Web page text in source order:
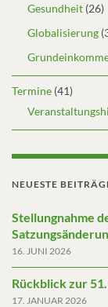
Gesundheit (26)
Globalisierung
Termine (41)
NEUESTE
Stellungnahme
16. JUNI 2026
Rückblick zur
17. JANUAR 2026